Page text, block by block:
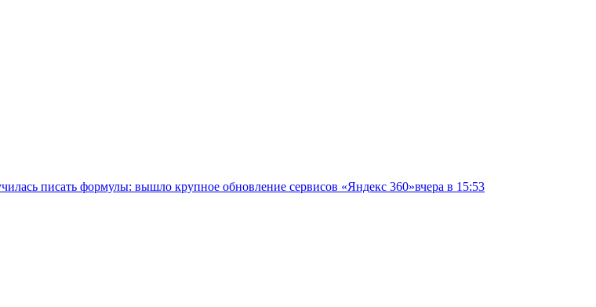
писать формулы: вышло крупное обновление сервисов «Яндекс 360»вчера в 15:53